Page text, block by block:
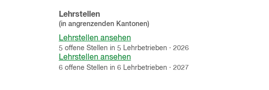
Lehrstellen
(in angrenzenden Kantonen)
Lehrstellen ansehen
5 offene Stellen in 5 Lehrbetrieben · 2026
Lehrstellen ansehen
6offene Stellen in 6 Lehrbetrieben · 2027